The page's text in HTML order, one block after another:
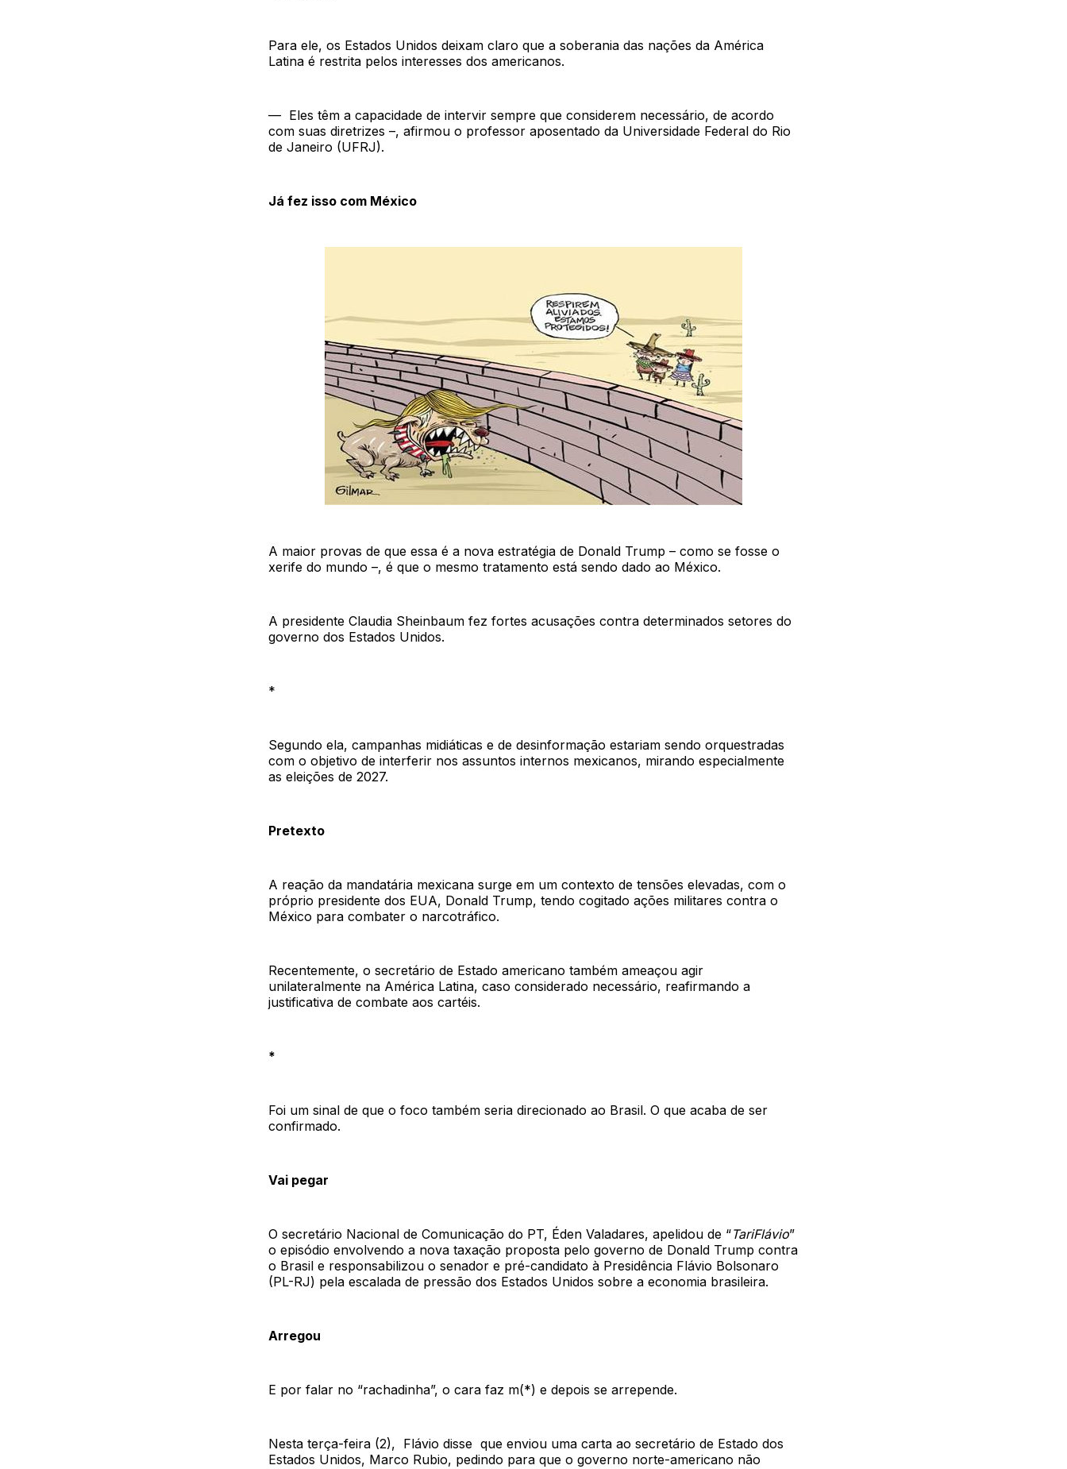
Para ele, os Estados Unidos deixam claro que a soberania das nações da América
Latina é restrita pelos interesses dos americanos.
— Eles têm a capacidade de intervir sempre que considerem necessário, de acordo
com suas diretrizes –, afirmou o professor aposentado da Universidade Federal do Rio
de Janeiro (UFRJ).
Já fez isso com México
A maior provas de que essa é a nova estratégia de Donald Trump – como se fosse o
xerife do mundo –, é que o mesmo tratamento está sendo dado ao México.
A presidente Claudia Sheinbaum fez fortes acusações contra determinados setores do
governo dos Estados Unidos.
*
Segundo ela, campanhas midiáticas e de desinformação estariam sendo orquestradas
com o objetivo de interferir nos assuntos internos mexicanos, mirando especialmente
as eleições de 2027.
Pretexto
A reação da mandatária mexicana surge em um contexto de tensões elevadas, com o
próprio presidente dos EUA, Donald Trump, tendo cogitado ações militares contra o
México para combater o narcotráfico.
Recentemente, o secretário de Estado americano também ameaçou agir
unilateralmente na América Latina, caso considerado necessário, reafirmando a
justificativa de combate aos cartéis.
*
Foi um sinal de que o foco também seria direcionado ao Brasil. O que acaba de ser
confirmado.
Vai pegar
O secretário Nacional de Comunicação do PT, Éden Valadares, apelidou de “TariFlávio”
o episódio envolvendo a nova taxação proposta pelo governo de Donald Trump contra
o Brasil e responsabilizou o senador e pré-candidato à Presidência Flávio Bolsonaro
(PL-RJ) pela escalada de pressão dos Estados Unidos sobre a economia brasileira.
Arregou
E por falar no “rachadinha”, o cara faz m(*) e depois se arrepende.
Nesta terça-feira (2), Flávio disse que enviou uma carta ao secretário de Estado dos
Estados Unidos, Marco Rubio, pedindo para que o governo norte-americano não